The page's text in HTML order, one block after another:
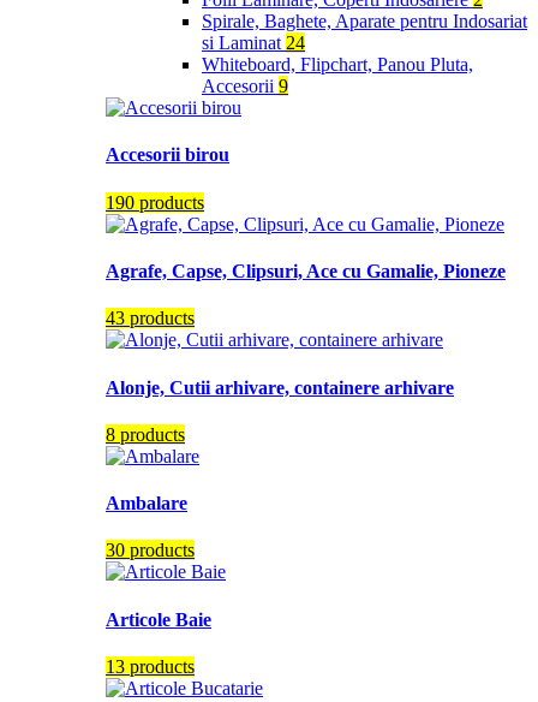
Spirale, Baghete, Aparate pentru Indosariat
si Laminat 24
Whiteboard, Flipchart, Panou Pluta,
Accesorii 9
Accesorii birou
190 products
Agrafe, Capse, Clipsuri, Ace cu Gamalie, Pioneze
43 products
Alonje, Cutii arhivare, containere arhivare
8 products
Ambalare
30 products
Articole Baie
13 products